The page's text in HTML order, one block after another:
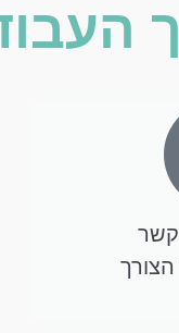
קשר
הצורך